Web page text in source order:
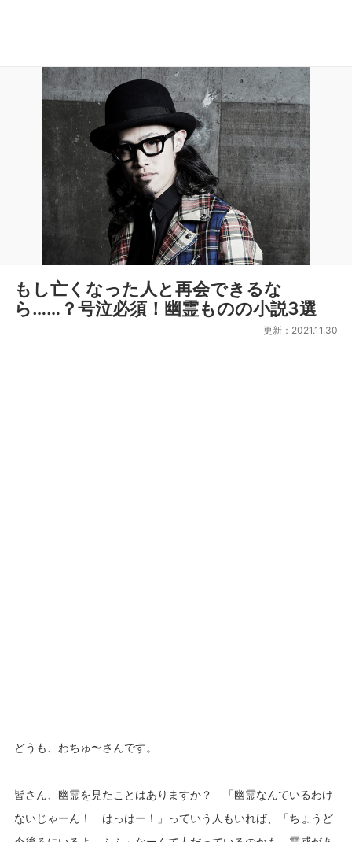
もし亡くなった人と再会できるな
ら……？号泣必須！幽霊ものの小説3選
更新：2021.11.30
どうも、わちゅ〜さんです。
皆さん、幽霊を見たことはありますか？ 「幽霊なんているわけ
ないじゃーん！ はっはー！」っていう人もいれば、「ちょうど